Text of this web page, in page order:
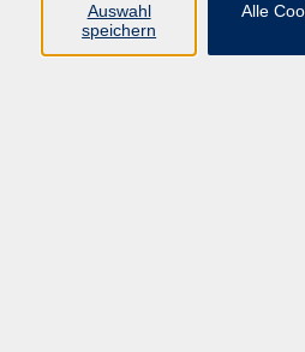
Auswahl
speichern
Alle